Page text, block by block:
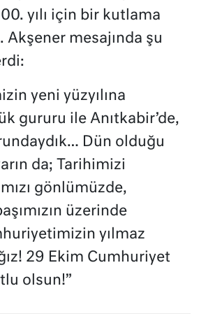
yılı için bir kutlama
Akşener mesajında şu
yeni yüzyılına
gururu ile Anıtkabir’de,
Dün olduğu
da; Tarihimizi
gönlümüzde,
üzerinde
yılmaz
29 Ekim Cumhuriyet
olsun!”